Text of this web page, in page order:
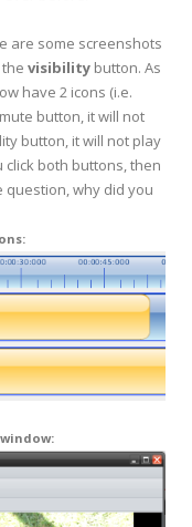
are some screenshots
visibility button. As
have 2 icons (i.e.
button, it will not
button, it will not play
click both buttons, then
question, why did you